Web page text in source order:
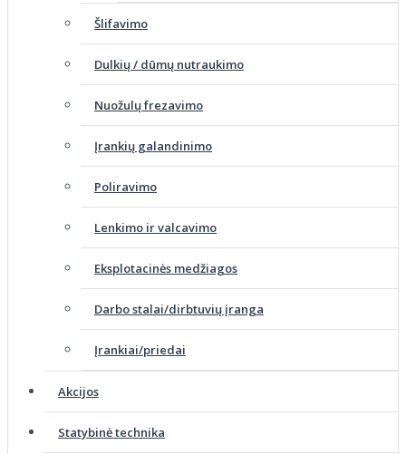
Šlifavimo
Dulkių / dūmų nutraukimo
Nuožulų frezavimo
Įrankių galandinimo
Poliravimo
Lenkimo ir valcavimo
Eksplotacinės medžiagos
Darbo stalai/dirbtuvių įranga
Įrankiai/priedai
Akcijos
Statybinė technika